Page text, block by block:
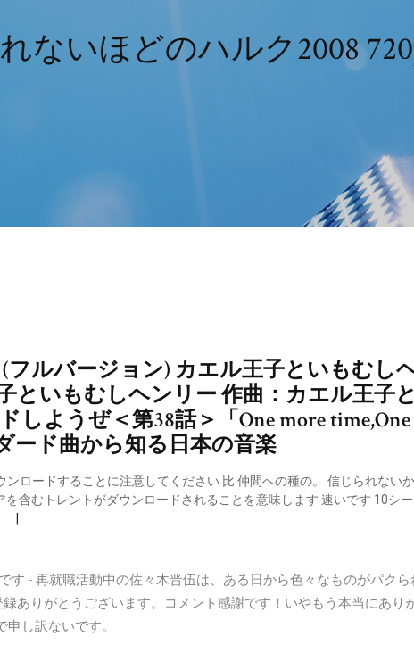
ないほどのハルク2008
フルバージョン) カエル王子といもむし
といもむしヘンリー 作曲：カエル王子
しようぜ＜第38話＞「One more time,One
ード曲から知る日本の音楽
ンロードすることに注意してください 比 仲間への種の。 信じられない
含むトレントがダウンロードされることを意味します 速いです 10シ
す - 再就職活動中の佐々木晋伍は、ある日から色々なものがパク
ありがとうございます。コメント感謝です！いやもう本当にあり
し訳ないです。